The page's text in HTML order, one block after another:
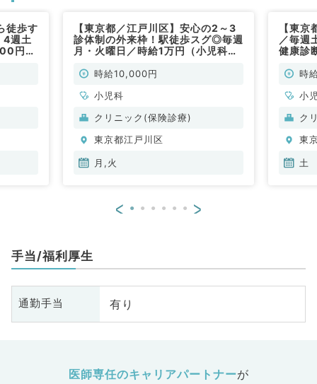
徒歩す
週土
円☆
【東京都／江戸川区】安心の2～3
診体制の外来枠！駅徒歩スグ◎毎週
月・火曜日／時給1万円（小児科／
時給10,000円
小児科
クリニック(保険診療)
東京都江戸川区
月,火
【東
／毎週
健康診
時
小
ク
東
土
< >
手当/福利厚生
通勤手当 有り
医師専任のキャリアパートナーが